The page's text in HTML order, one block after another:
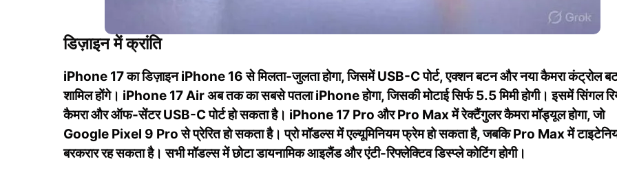
डिज़ाइन में क्रांति
iPhone 17 का डिज़ाइन iPhone 16 से मिलता-जुलता होगा, जिसमें USB-C पोर्ट, एक्शन बटन और नया कैमरा कंट्रोल
शामिल होंगे। iPhone 17 Air अब तक का सबसे पतला iPhone होगा, जिसकी मोटाई सिर्फ 5.5 मिमी होगी। इसमें सिंगल
कैमरा और ऑफ-सेंटर USB-C पोर्ट हो सकता है। iPhone 17 Pro और Pro Max में रेक्टैंगुलर कैमरा मॉड्यूल होगा, जो
Google Pixel 9 Pro से प्रेरित हो सकता है। प्रो मॉडल्स में एल्यूमिनियम फ्रेम हो सकता है, जबकि Pro Max में
बरकरार रह सकता है। सभी मॉडल्स में छोटा डायनामिक आइलैंड और एंटी-रिफ्लेक्टिव डिस्प्ले कोटिंग होगी।